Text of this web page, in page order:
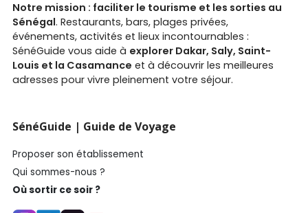
Notre mission : faciliter le tourisme et les sorties au
Sénégal. Restaurants, bars, plages privées,
événements, activités et lieux incontournables :
SénéGuide vous aide à explorer Dakar, Saly, Saint-
Louis et la Casamance et à découvrir les meilleures
adresses pour vivre pleinement votre séjour.
SénéGuide | Guide de Voyage
Proposer son établissement
Qui sommes-nous ?
Où sortir ce soir ?